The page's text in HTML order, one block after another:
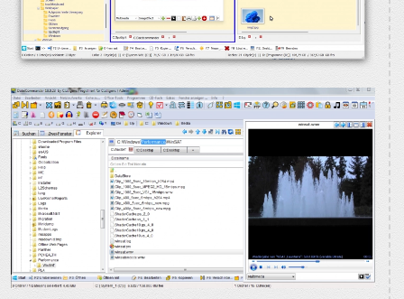
BILD VERGRÖSSERN